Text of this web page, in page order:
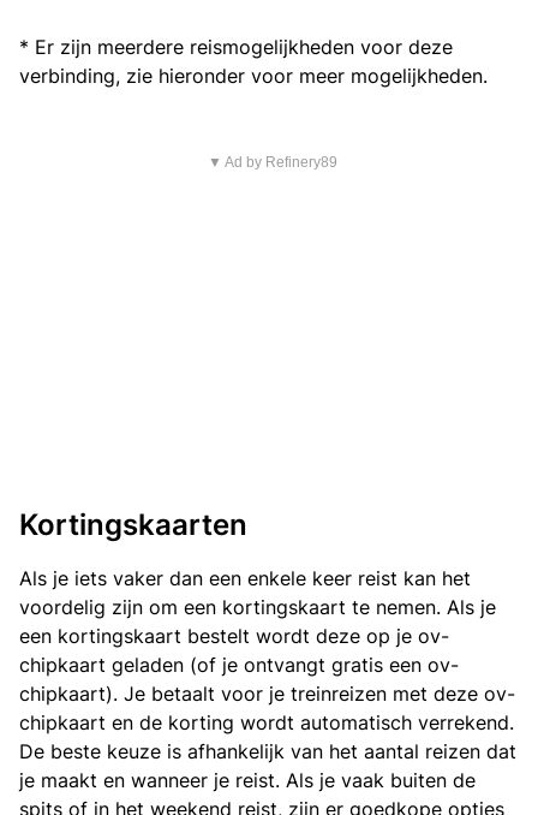
* Er zijn meerdere reismogelijkheden voor deze
verbinding, zie hieronder voor meer mogelijkheden.
▼ Ad by Refinery89
Kortingskaarten
Als je iets vaker dan een enkele keer reist kan het
voordelig zijn om een kortingskaart te nemen. Als je
een kortingskaart bestelt wordt deze op je ov-
chipkaart geladen (of je ontvangt gratis een ov-
chipkaart). Je betaalt voor je treinreizen met deze ov-
chipkaart en de korting wordt automatisch verrekend.
De beste keuze is afhankelijk van het aantal reizen dat
je maakt en wanneer je reist. Als je vaak buiten de
spits of in het weekend reist, zijn er goedkope opties